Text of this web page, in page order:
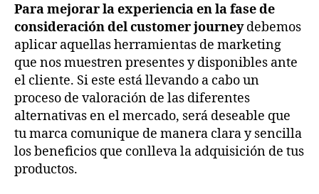
Para mejorar la experiencia en la fase de
consideración del customer journeydebemos
aplicar aquellas herramientas de marketing
que nos muestren presentes y disponibles ante
el cliente. Si este está llevando a cabo un
proceso de valoración de las diferentes
alternativas en el mercado, será deseable que
tu marca comunique de manera clara y sencilla
los beneficios que conlleva la adquisición de tus
productos.